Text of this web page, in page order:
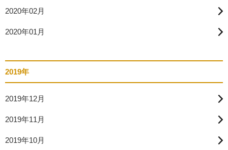
2020年02月
2020年01月
2019年
2019年12月
2019年11月
2019年10月